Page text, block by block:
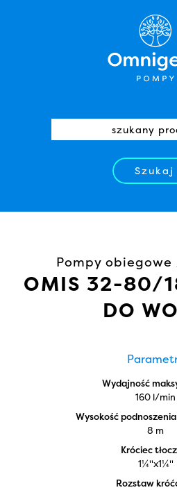
Szukaj
Pompy obiegowe
OMIS 32-80/
DO
Wydajność
160 l/min
Wysokość
8 m
Króciec
1¼''x1¼''
Rozstaw